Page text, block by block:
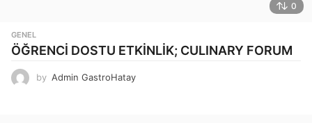
0
GENEL
ÖĞRENCİ DOSTU ETKİNLİK; CULINARY FORUM
by Admin GastroHatay